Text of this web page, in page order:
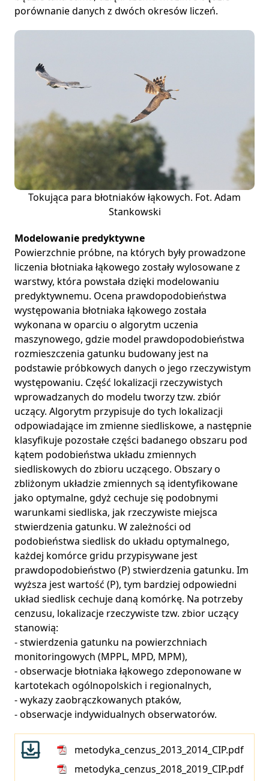
porównanie danych z dwóch okresów liczeń.
Tokująca para błotniaków łąkowych. Fot. Adam
Stankowski
Modelowanie predyktywne
Powierzchnie próbne, na których były prowadzone
liczenia błotniaka łąkowego zostały wylosowane z
warstwy, która powstała dzięki modelowaniu
predyktywnemu. Ocena prawdopodobieństwa
występowania błotniaka łąkowego została
wykonana w oparciu o algorytm uczenia
maszynowego, gdzie model prawdopodobieństwa
rozmieszczenia gatunku budowany jest na
podstawie próbkowych danych o jego rzeczywistym
występowaniu. Część lokalizacji rzeczywistych
wprowadzanych do modelu tworzy tzw. zbiór
uczący. Algorytm przypisuje do tych lokalizacji
odpowiadające im zmienne siedliskowe, a następnie
klasyfikuje pozostałe części badanego obszaru pod
kątem podobieństwa układu zmiennych
siedliskowych do zbioru uczącego. Obszary o
zbliżonym układzie zmiennych są identyfikowane
jako optymalne, gdyż cechuje się podobnymi
warunkami siedliska, jak rzeczywiste miejsca
stwierdzenia gatunku. W zależności od
podobieństwa siedlisk do układu optymalnego,
każdej komórce gridu przypisywane jest
prawdopodobieństwo (P) stwierdzenia gatunku. Im
wyższa jest wartość (P), tym bardziej odpowiedni
układ siedlisk cechuje daną komórkę. Na potrzeby
cenzusu, lokalizacje rzeczywiste tzw. zbior uczący
stanowią:
- stwierdzenia gatunku na powierzchniach
monitoringowych (MPPL, MPD, MPM),
- obserwacje błotniaka łąkowego zdeponowane w
kartotekach ogólnopolskich i regionalnych,
- wykazy zaobrączkowanych ptaków,
- obserwacje indywidualnych obserwatorów.
metodyka_cenzus_2013_2014_CIP.pdf
metodyka_cenzus_2018_2019_CIP.pdf